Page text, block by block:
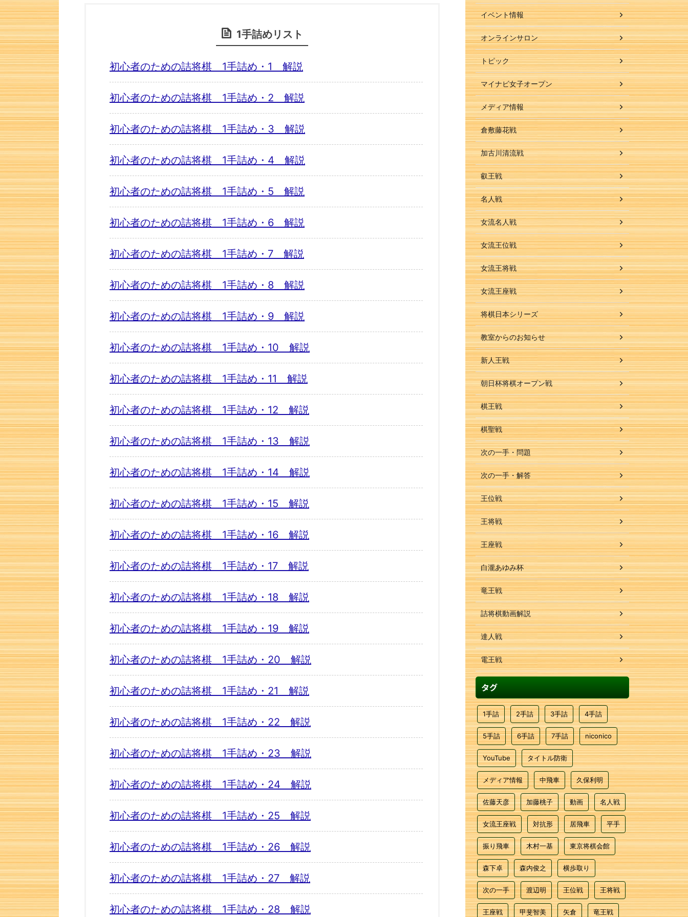
1手詰めリスト
初心者のための詰将棋 1手詰め・1 解説
初心者のための詰将棋 1手詰め・2 解説
初心者のための詰将棋 1手詰め・3 解説
初心者のための詰将棋 1手詰め・4 解説
初心者のための詰将棋 1手詰め・5 解説
初心者のための詰将棋 1手詰め・6 解説
初心者のための詰将棋 1手詰め・7 解説
初心者のための詰将棋 1手詰め・8 解説
初心者のための詰将棋 1手詰め・9 解説
初心者のための詰将棋 1手詰め・10 解説
初心者のための詰将棋 1手詰め・11 解説
初心者のための詰将棋 1手詰め・12 解説
初心者のための詰将棋 1手詰め・13 解説
初心者のための詰将棋 1手詰め・14 解説
初心者のための詰将棋 1手詰め・15 解説
初心者のための詰将棋 1手詰め・16 解説
初心者のための詰将棋 1手詰め・17 解説
初心者のための詰将棋 1手詰め・18 解説
初心者のための詰将棋 1手詰め・19 解説
初心者のための詰将棋 1手詰め・20 解説
初心者のための詰将棋 1手詰め・21 解説
初心者のための詰将棋 1手詰め・22 解説
初心者のための詰将棋 1手詰め・23 解説
初心者のための詰将棋 1手詰め・24 解説
初心者のための詰将棋 1手詰め・25 解説
初心者のための詰将棋 1手詰め・26 解説
初心者のための詰将棋 1手詰め・27 解説
初心者のための詰将棋 1手詰め・28 解説
イベント情報
オンラインサロン
トピック
マイナビ女子オープン
メディア情報
倉敷藤花戦
加古川清流戦
叡王戦
名人戦
女流名人戦
女流王位戦
女流王将戦
女流王座戦
将棋日本シリーズ
教室からのお知らせ
新人王戦
朝日杯将棋オープン戦
棋王戦
棋聖戦
次の一手・問題
次の一手・解答
王位戦
王将戦
王座戦
白瀧あゆみ杯
竜王戦
詰将棋動画解説
達人戦
電王戦
タグ
1手詰 2手詰 3手詰 4手詰
5手詰 6手詰 7手詰 niconico
YouTube タイトル防衛
メディア情報 中飛車 久保利明
佐藤天彦 加藤桃子 動画 名人戦
女流王座戦 対抗形 居飛車 平手
振り飛車 木村一基 東京将棋会館
森下卓 森内俊之 横歩取り
次の一手 渡辺明 王位戦 王将戦
王座戦 甲斐智美 矢倉 竜王戦